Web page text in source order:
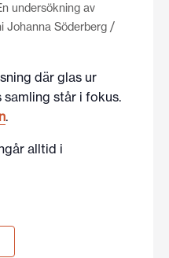
undersökning av
Johanna Söderberg /
där glas ur
samling står i fokus.
.
alltid i